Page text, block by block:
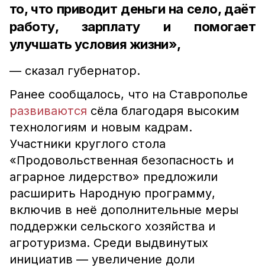
то, что приводит деньги на село, даёт
работу, зарплату и помогает
улучшать условия жизни»,
— сказал губернатор.
Ранее сообщалось, что на Ставрополье
развиваются сёла благодаря высоким
технологиям и новым кадрам.
Участники круглого стола
«Продовольственная безопасность и
аграрное лидерство» предложили
расширить Народную программу,
включив в неё дополнительные меры
поддержки сельского хозяйства и
агротуризма. Среди выдвинутых
инициатив — увеличение доли